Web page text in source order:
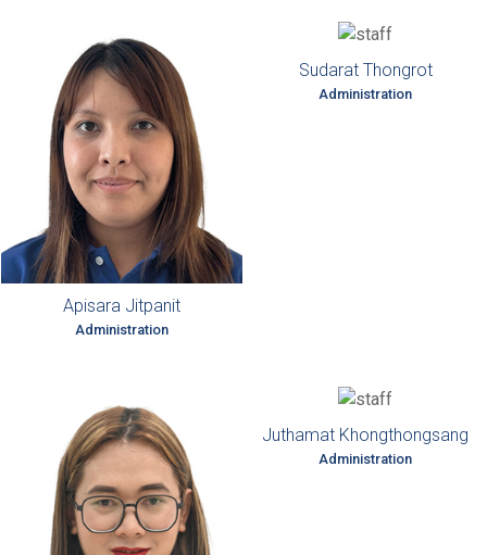
Apisara Jitpanit
Administration
Sudarat Thongrot
Administration
Juthamat Khongthongsang
Administration